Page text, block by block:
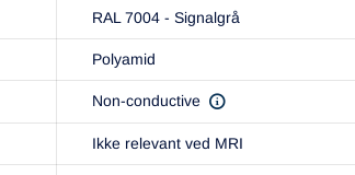
RAL 7004 - Signalgrå
Polyamid
Non-conductive
Ikke relevant ved MRI